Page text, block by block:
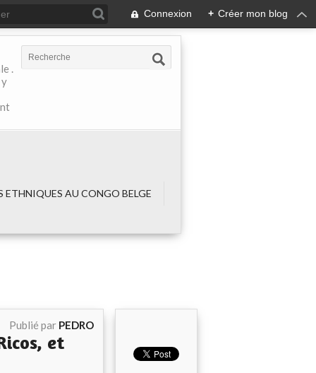
Connexion + Créer mon blog
.
AU CONGO BELGE
Publié par PEDRO
et